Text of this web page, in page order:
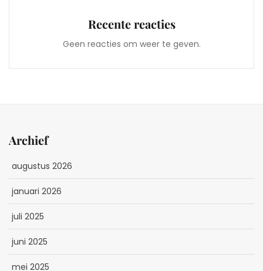
Recente reacties
Geen reacties om weer te geven.
Archief
augustus 2026
januari 2026
juli 2025
juni 2025
mei 2025